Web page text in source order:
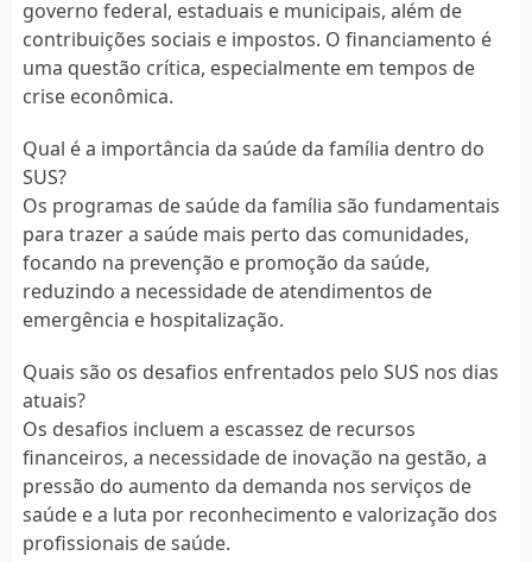
governo federal, estaduais e municipais, além de
contribuições sociais e impostos. O financiamento é
uma questão crítica, especialmente em tempos de
crise econômica.
Qual é a importância da saúde da família dentro do
SUS?
Os programas de saúde da família são fundamentais
para trazer a saúde mais perto das comunidades,
focando na prevenção e promoção da saúde,
reduzindo a necessidade de atendimentos de
emergência e hospitalização.
Quais são os desafios enfrentados pelo SUS nos dias
atuais?
Os desafios incluem a escassez de recursos
financeiros, a necessidade de inovação na gestão, a
pressão do aumento da demanda nos serviços de
saúde e a luta por reconhecimento e valorização dos
profissionais de saúde.